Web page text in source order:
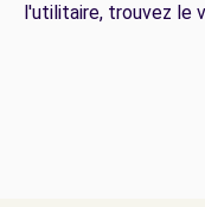
l'utilitaire, trouvez le